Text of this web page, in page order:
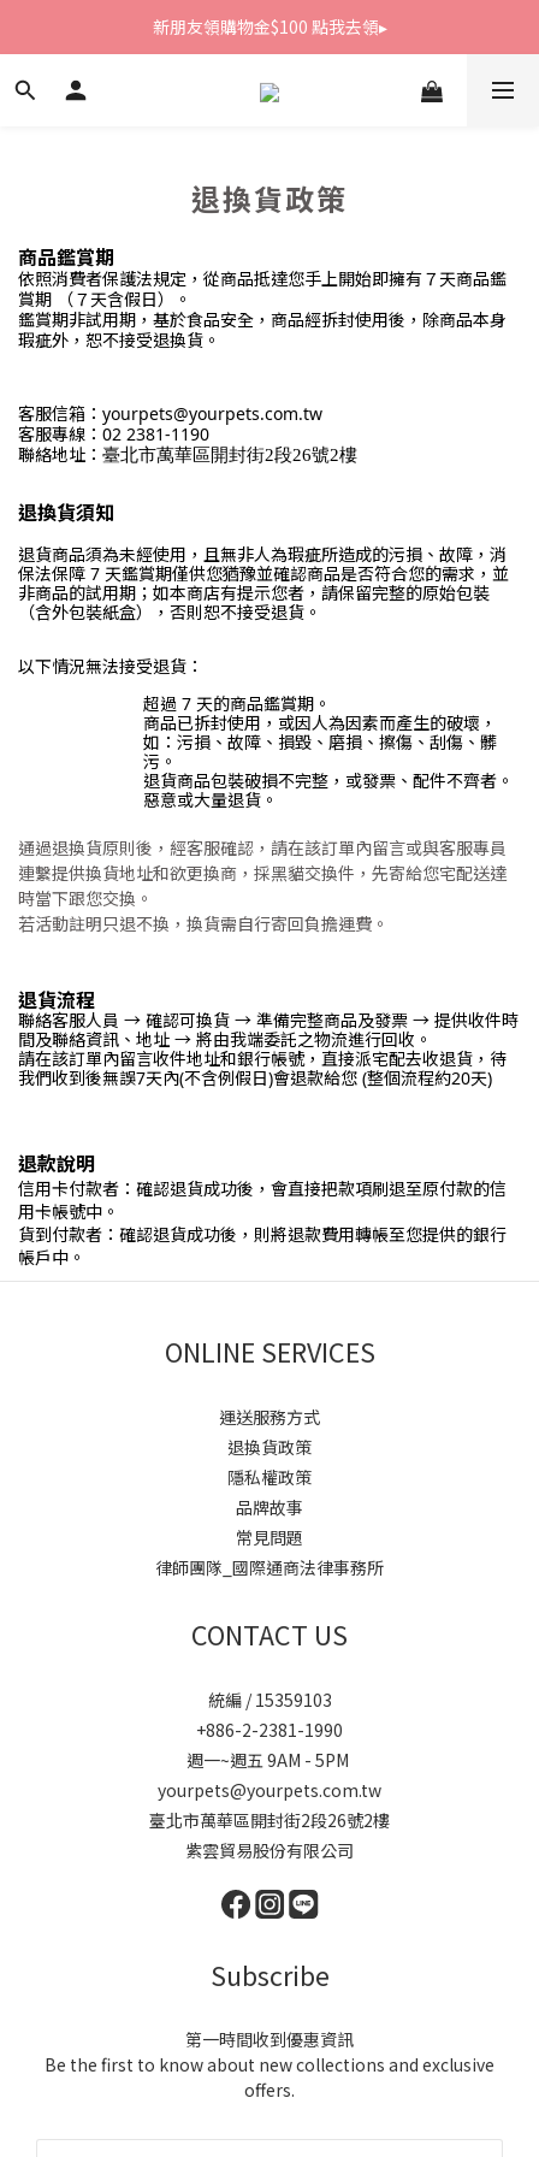
新朋友領購物金$100 點我去領▸
新朋友領購物金$100 點我去領▸
全館滿1800免運
退換貨政策
商品鑑賞期
依照消費者保護法規定，從商品抵達您手上開始即擁有７天商品鑑
賞期 （７天含假日）。
鑑賞期非試用期，基於食品安全，商品經拆封使用後，除商品本身
瑕疵外，恕不接受退換貨。
客服信箱：yourpets@yourpets.com.tw
客服專線：02 2381-1190
聯絡地址： 臺北市萬華區開封街2段26號2樓
退換貨須知
退貨商品須為未經使用，且無非人為瑕疵所造成的污損、故障，消
保法保障 7 天鑑賞期僅供您猶豫並確認商品是否符合您的需求，並
非商品的試用期；如本商店有提示您者，請保留完整的原始包裝
（含外包裝紙盒），否則恕不接受退貨。
以下情況無法接受退貨：
超過 7 天的商品鑑賞期。
商品已拆封使用，或因人為因素而產生的破壞，
如：污損、故障、損毀、磨損、擦傷、刮傷、髒
污。
退貨商品包裝破損不完整，或發票、配件不齊者。
惡意或大量退貨。
通過退換貨原則後，經客服確認，請在該訂單內留言或與客服專員
連繫提供換貨地址和欲更換商，採黑貓交換件，先寄給您宅配送達
時當下跟您交換。
若活動註明只退不換，換貨需自行寄回負擔運費。
退貨流程
聯絡客服人員 → 確認可換貨 → 準備完整商品及發票 → 提供收件時
間及聯絡資訊、地址 → 將由我端委託之物流進行回收。
請在該訂單內留言收件地址和銀行帳號，直接派宅配去收退貨，待
我們收到後無誤7天內(不含例假日)會退款給您 (整個流程約20天)
退款說明
信用卡付款者：確認退貨成功後，會直接把款項刷退至原付款的信
用卡帳號中。
貨到付款者：確認退貨成功後，則將退款費用轉帳至您提供的銀行
帳戶中。
ONLINE SERVICES
運送服務方式
退換貨政策
隱私權政策
品牌故事
常見問題
律師團隊_國際通商法律事務所
CONTACT US
統編 / 15359103
+886-2-2381-1990
週一~週五 9AM - 5PM
yourpets@yourpets.com.tw
臺北市萬華區開封街2段26號2樓
紫雲貿易股份有限公司
Subscribe
第一時間收到優惠資訊
Be the first to know about new collections and exclusive
offers.